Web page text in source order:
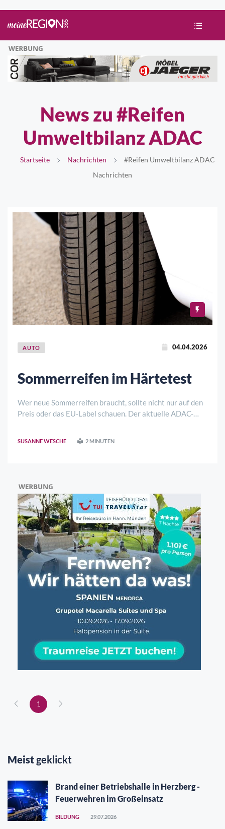
News zu #Reifen
Umweltbilanz ADAC
Startseite Nachrichten
#Reifen Umweltbilanz ADAC
Nachrichten
AUTO 04.04.2026
Sommerreifen im Härtetest
Wer neue Sommerreifen braucht, sollte nicht nur auf den
Preis oder das EU-Label schauen. Der aktuelle ADAC-
Mittelklassewagen sein können. Geprüft wurden 1 ..
SUSANNE WESCHE 2 MINUTEN
1
Meistgeklickt
Brand einer Betriebshalle in Herzberg -
Feuerwehren im Großeinsatz
BILDUNG 29.07.2026